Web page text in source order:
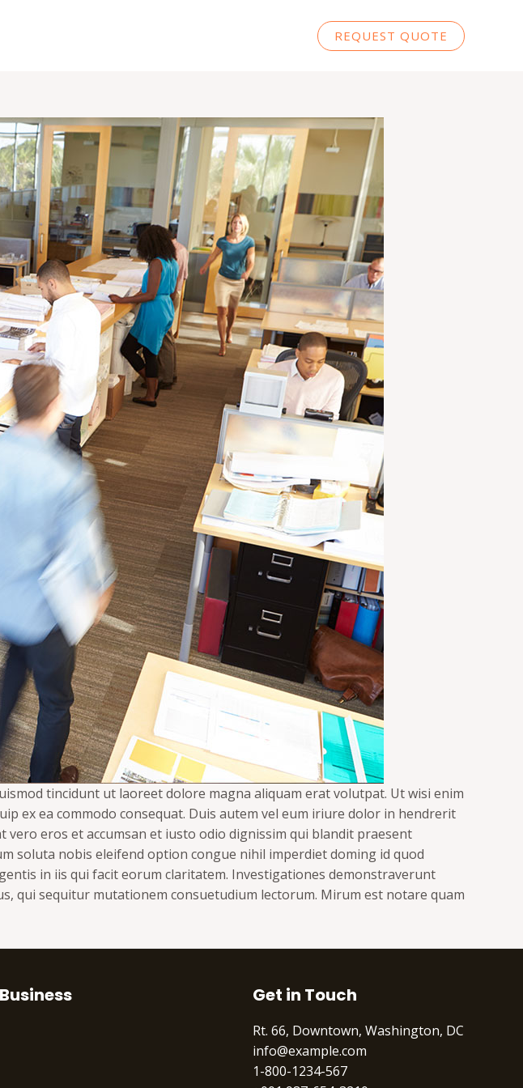
REQUEST QUOTE
tincidunt ut laoreet dolore magna aliquam erat volutpat. Ut wisi enim
ex ea commodo consequat. Duis autem vel eum iriure dolor in hendrerit
eros et accumsan et iusto odio dignissim qui blandit praesent
soluta nobis eleifend option congue nihil imperdiet doming id quod
in iis qui facit eorum claritatem. Investigationes demonstraverunt
qui sequitur mutationem consuetudium lectorum. Mirum est notare quam
Business Get in Touch
Rt. 66, Downtown, Washington, DC
info@example.com
1-800-1234-567